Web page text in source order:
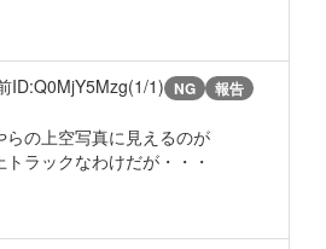
ID:Q0MjY5Mzg(1/1) NG 報告
らの上空写真に見えるのが
ラックなわけだが・・・